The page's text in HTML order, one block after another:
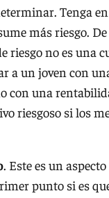
Tenga
más riesgo.
riesgo no es una
a un joven con
con una
riesgoso si los
. Este es un
punto si es